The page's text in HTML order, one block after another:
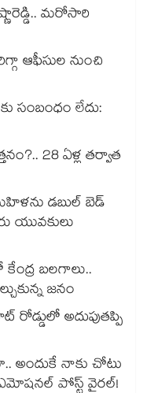
మరోసారి
ఆఫీసుల నుంచి
సంబంధం లేదు:
28 ఏళ్ల తర్వాత
డబుల్ బెడ్
యువకులు
బలగాలు..
జనం
అదుపుతప్పి
అందుకే నాకు చోటు
పోస్ట్ వైరల్!